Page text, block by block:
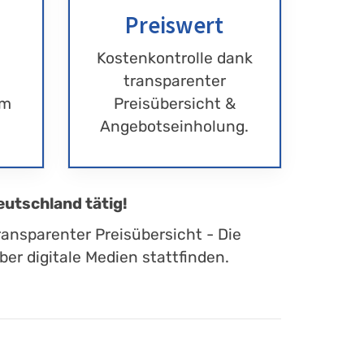
Preiswert
Kostenkontrolle dank
transparenter
Preisübersicht &
Angebotseinholung.
tätig!
Preisübersicht - Die
digitale Medien stattfinden.